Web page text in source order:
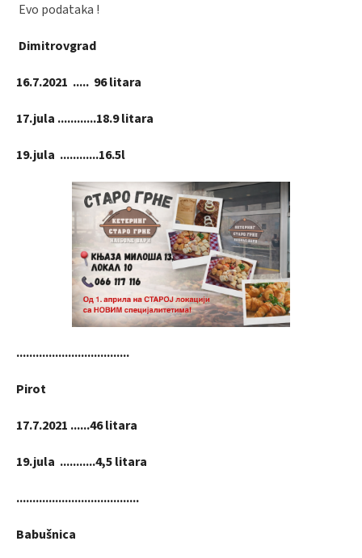
Evo podataka !
Dimitrovgrad
16.7.2021 ..... 96 litara
17.jula ............18.9 litara
19.jula ............16.5l
...................................
Pirot
17.7.2021 ......46 litara
19.jula ...........4,5 litara
......................................
Babušnica